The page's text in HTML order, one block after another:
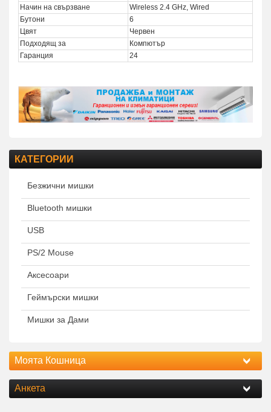
Начин на свързване
Wireless 2.4 GHz, Wired
Бутони
6
Цвят
Червен
Подходящ за
Компютър
Гаранция
24
КАТЕГОРИИ
Безжични мишки
Bluetooth мишки
USB
PS/2 Mouse
Аксесоари
Геймърски мишки
Мишки за Дами
Моята Кошница
Анкета